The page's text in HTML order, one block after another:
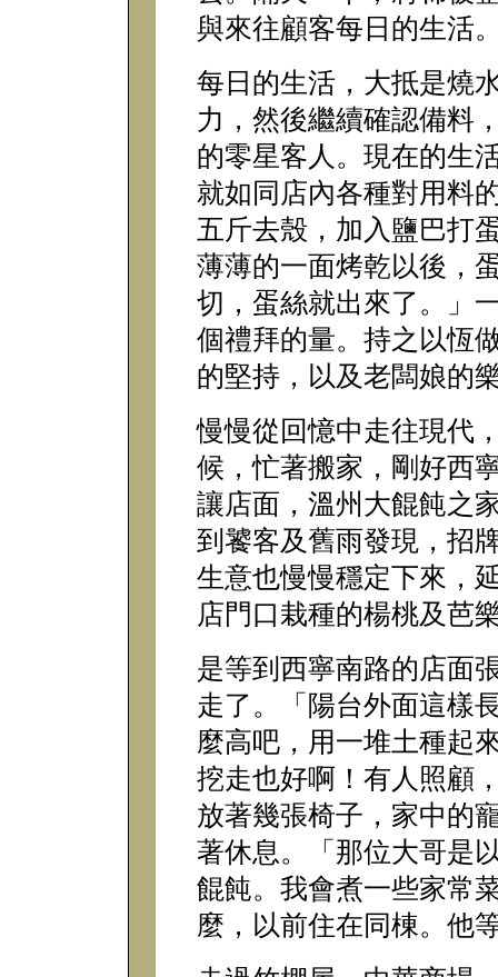
與來往顧客每日的生活
每日的生活，大抵是燒
力，然後繼續確認備料
的零星客人。現在的生
就如同店內各種對用料
五斤去殼，加入鹽巴打
薄薄的一面烤乾以後，
切，蛋絲就出來了。」
個禮拜的量。持之以恆
的堅持，以及老闆娘的
慢慢從回憶中走往現代
候，忙著搬家，剛好西
讓店面，溫州大餛飩之
到饕客及舊雨發現，招
生意也慢慢穩定下來，
店門口栽種的楊桃及芭
是等到西寧南路的店面
走了。「陽台外面這樣
麼高吧，用一堆土種起
挖走也好啊！有人照顧
放著幾張椅子，家中的
著休息。「那位大哥是
餛飩。我會煮一些家常
麼，以前住在同棟。他